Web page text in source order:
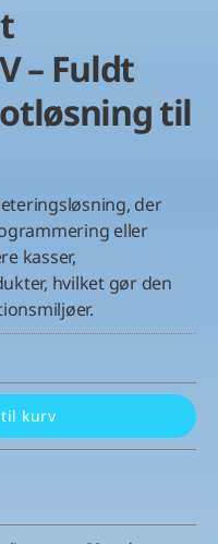
– Fuldt
til
der
eller
kasser,
hvilket gør den
kurv